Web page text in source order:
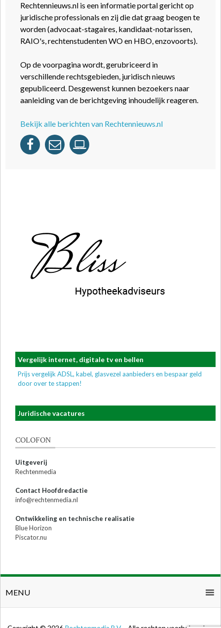
Rechtennieuws.nl is een informatie portal gericht op
juridische professionals en zij die dat graag beogen te
worden (advocaat-stagaires, kandidaat-notarissen,
RAIO's, rechtenstudenten WO en HBO, enzovoorts).
Op de voorpagina wordt, gerubriceerd in
verschillende rechtsgebieden, juridisch nieuws
gepubliceerd. Desgewenst kunnen bezoekers naar
aanleiding van de berichtgeving inhoudelijk reageren.
Bekijk alle berichten van Rechtennieuws.nl
Vergelijk internet, digitale tv en bellen
Prijs vergelijk ADSL, kabel, glasvezel aanbieders en bespaar geld
door over te stappen!
Juridische vacatures
COLOFON
Uitgeverij
Rechtenmedia
Contact Hoofdredactie
info@rechtenmedia.nl
Ontwikkeling en technische realisatie
Blue Horizon
Piscator.nu
MENU